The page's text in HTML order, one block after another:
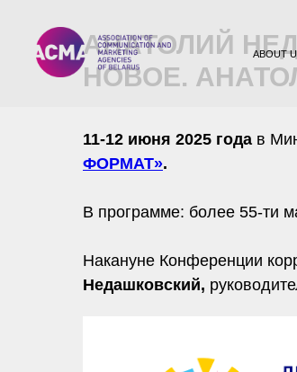
ABOUT
АНАТОЛИЙ
НОВОЕ.
11-12 июня 2025 года в
ФОРМАТ».
В программе: более 55-ти
Накануне Конференции
Недашковский,